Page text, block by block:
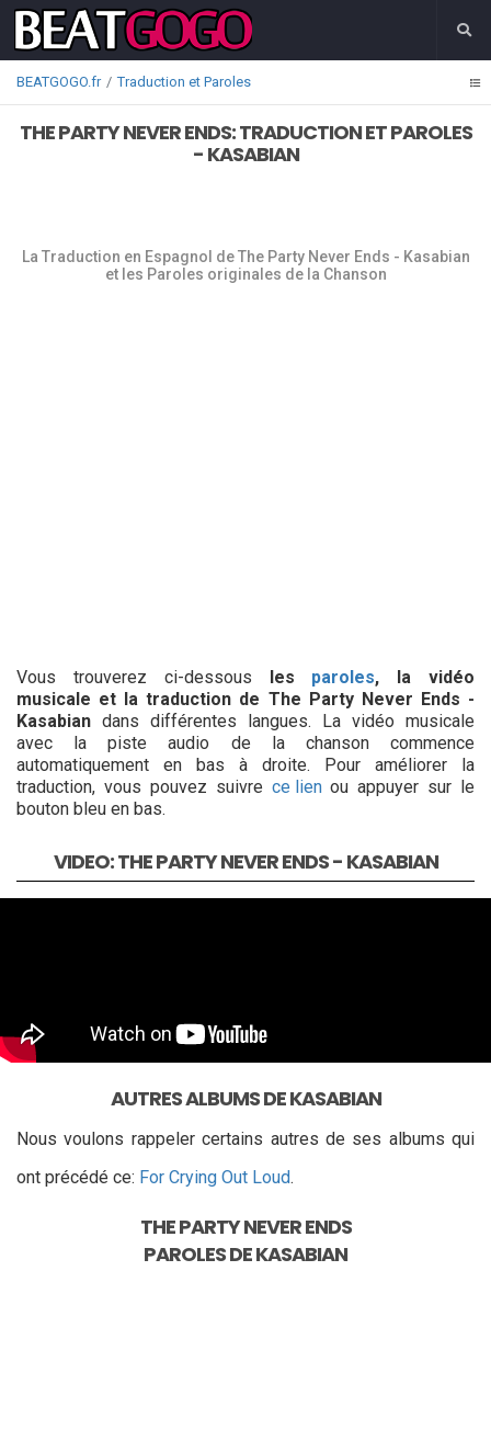
BEATGOGO.fr Traduction et Paroles
THE PARTY NEVER ENDS: TRADUCTION ET PAROLES
- KASABIAN
La Traduction en Espagnol de The Party Never Ends - Kasabian
et les Paroles originales de la Chanson
Vous trouverez ci-dessous les paroles, la vidéo
musicale et la traduction de The Party Never Ends -
Kasabian dans différentes langues. La vidéo musicale
avec la piste audio de la chanson commence
automatiquement en bas à droite. Pour améliorer la
traduction, vous pouvez suivre ce lienou appuyer sur le
bouton bleu en bas.
VIDEO: THE PARTY NEVER ENDS - KASABIAN
AUTRES ALBUMS DE KASABIAN
Nous voulons rappeler certains autres de ses albums qui
ont précédé ce: For Crying Out Loud.
THE PARTY NEVER ENDS
PAROLES DEKASABIAN